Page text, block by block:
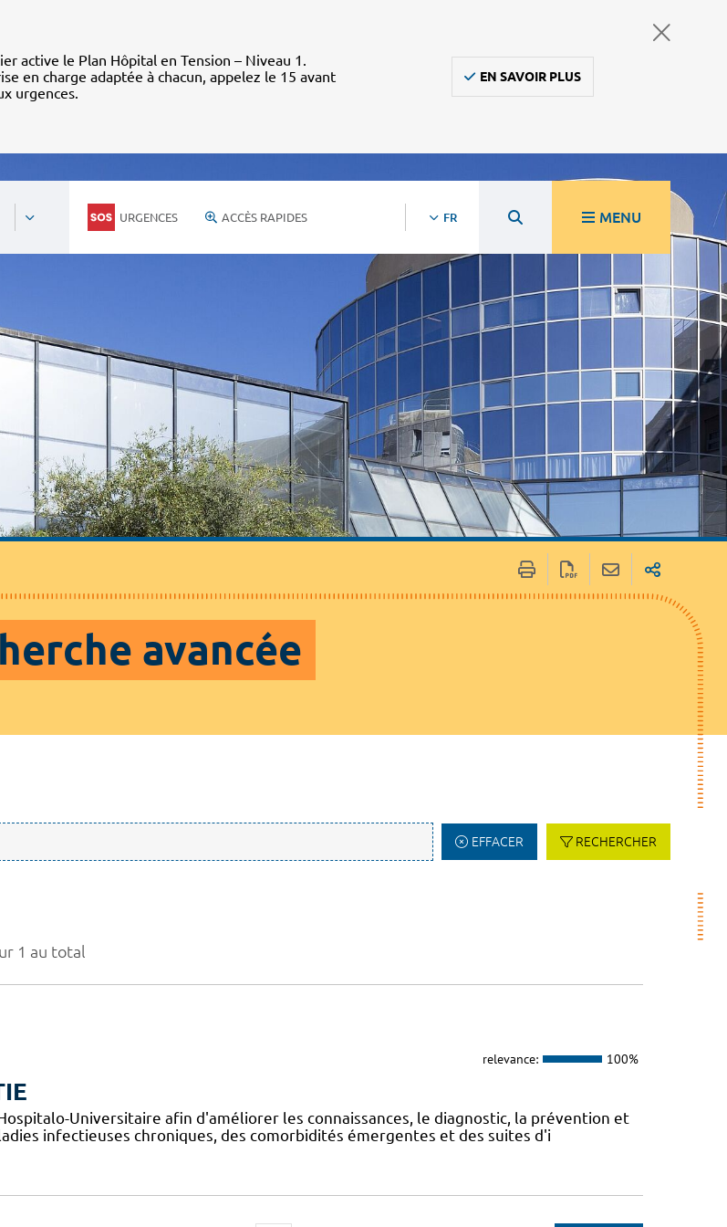
active le Plan Hôpital en Tension – Niveau 1.
en charge adaptée à chacun, appelez le 15 avant
urgences.
EN SAVOIR PLUS
URGENCES ACCÈS RAPIDES FR MENU
avancée
EFFACER RECHERCHER
1 au total
relevance: 100%
Universitaire afin d'améliorer les connaissances, le diagnostic, la prévention et
infectieuses chroniques, des comorbidités émergentes et des suites d'i